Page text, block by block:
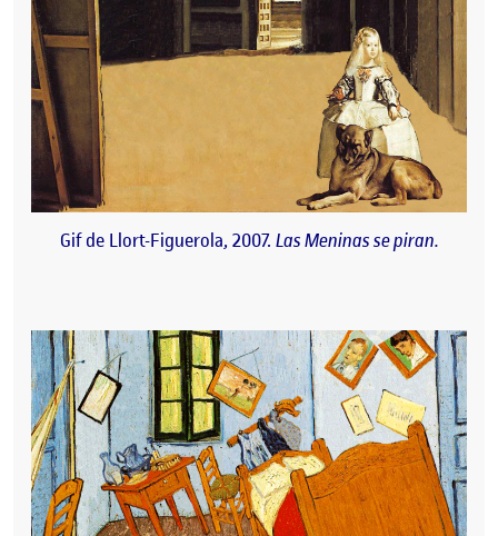
Gif de Llort-Figuerola, 2007. Las Meninas se piran.